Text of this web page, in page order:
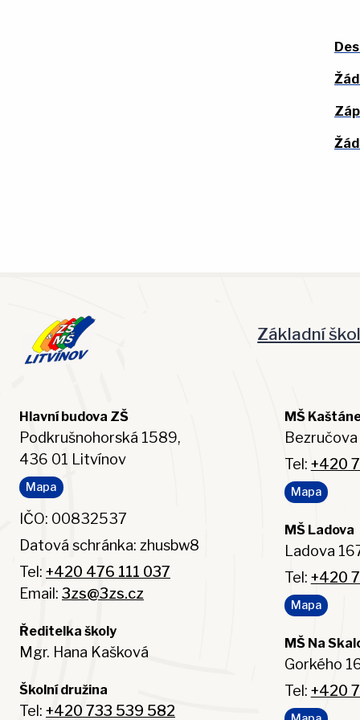
Základní
Hlavní budova ZŠ
Podkrušnohorská 1589,
436 01 Litvínov
Mapa
IČO: 00832537
Datová schránka: zhusbw8
Tel: +420 476 111 037
Email: 3zs@3zs.cz
Ředitelka školy
Mgr. Hana Kašková
Školní družina
Tel: +420 733 539 582
MŠ
Tel: +420
Mapa
MŠ Ladova
Ladova
Tel: +420
Mapa
MŠ Na
Gorkého
Tel: +420